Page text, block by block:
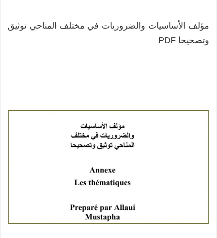
مؤلف الأساسيات والضروريات في مختلف المناحي توثيق
وتصحيحا PDF